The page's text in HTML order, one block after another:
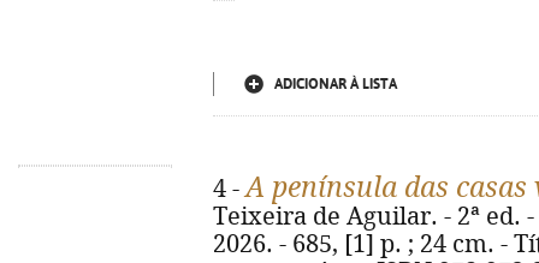
ADICIONAR À LISTA
4 -A península das casas
Teixeira de Aguilar. - 2ª ed.
2026. - 685, [1] p. ; 24 cm. -